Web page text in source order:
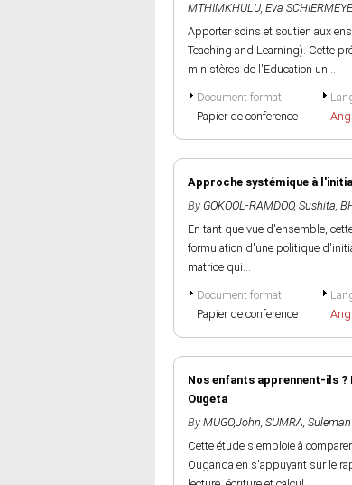
MTHIMKHULU, Eva
Apporter soins et soutien aux
Teaching and Learning). Cette
ministères de l'Education un...
Document format
Papier de conference
Approche systémique à
By GOKOOL-RAMDOO, Sushita,
En tant que vue d'ensemble,
formulation d'une politique
matrice qui...
Document format
Papier de conference
Nos enfants apprennent-ils ?
Ougeta
By MUGO,John, SUMRA, Suleman
Cette étude s'emploie à
Ouganda en s'appuyant sur le